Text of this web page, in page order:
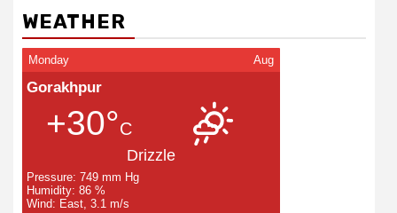
WEATHER
Monday Aug
Gorakhpur
+30°C
Drizzle
Pressure: 749 mm Hg
Humidity: 86 %
Wind: East, 3.1 m/s